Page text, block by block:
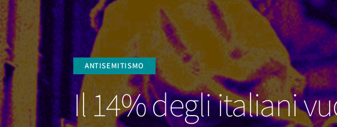
ANTISEMITISMO
Il 14% degli italiani